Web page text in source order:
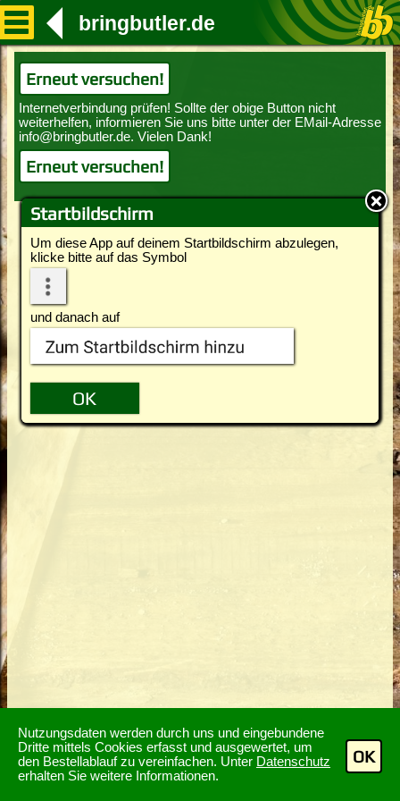
Nutzungsdaten werden durch uns und eingebundene
Dritte mittels Cookies erfasst und ausgewertet, um
den Bestellablauf zu vereinfachen. Unter Datenschutz
erhalten Sie weitere Informationen.
OK
Startbildschirm
Um diese App auf deinem Startbildschirm abzulegen,
klicke bitte auf das Symbol
und danach auf
bringbutler.de
Erneut versuchen!
Erneut versuchen!